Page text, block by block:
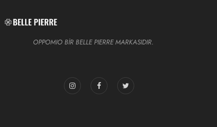
OPPOMIO BİR BELLE PIERRE MARKASIDIR.